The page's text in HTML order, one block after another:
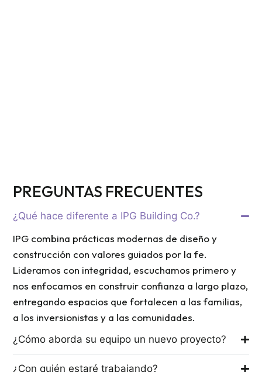
PREGUNTAS FRECUENTES
¿Qué hace diferente a IPG Building Co.?
IPG combina prácticas modernas de diseño y
construcción con valores guiados por la fe.
Lideramos con integridad, escuchamos primero y
nos enfocamos en construir confianza a largo plazo,
entregando espacios que fortalecen a las familias,
a los inversionistas y a las comunidades.
¿Cómo aborda su equipo un nuevo proyecto?
¿Con quién estaré trabajando?